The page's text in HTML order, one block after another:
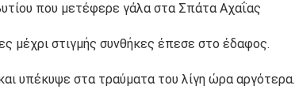
που μετέφερε γάλα στα Σπάτα Αχαΐας
μέχρι στιγμής συνθήκες έπεσε στο έδαφος.
υπέκυψε στα τραύματα του λίγη ώρα αργότερα.